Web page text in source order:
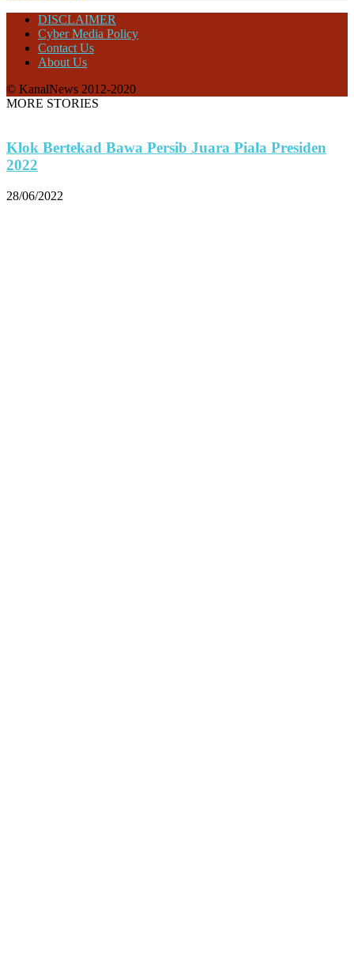
DISCLAIMER
Cyber Media Policy
Contact Us
About Us
© KanalNews 2012-2020
MORE STORIES
Klok Bertekad Bawa Persib Juara Piala Presiden
2022
28/06/2022